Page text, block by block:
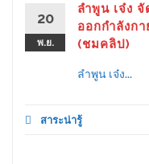
20
พ.ย.
ลำพูน เจ๋ง
ออกกำลังก
(ชมคลิป)
ลำพูน เจ๋ง...
สาระน่ารู้